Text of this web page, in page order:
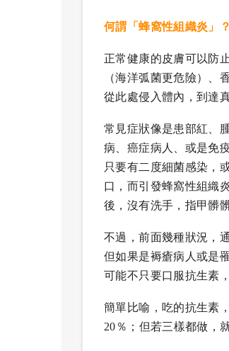
何謂「蜂窩性組織炎」？
正常健康的皮膚可以防
（海洋弧菌更危險）
從此處侵入體內，到達
常見症狀像是患部紅、
病、癌症病人、或是免
只要有二度細菌感染，
口，而引發蜂窩性組織
後，沒有洗手，指甲髒
不過，前面幾種狀況，
但如果是褥瘡病人或是
可能不只要口服抗生素
簡單比喻，吃的抗生素
20％；但若三樣都做，